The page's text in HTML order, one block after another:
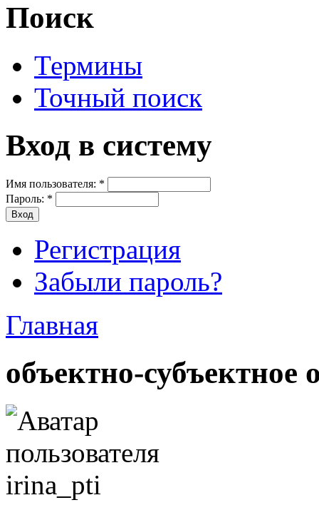
Поиск
Термины
Точный поиск
Вход в систему
Имя пользователя: *
Пароль: *
Регистрация
Забыли пароль?
Главная
объектно-субъектное